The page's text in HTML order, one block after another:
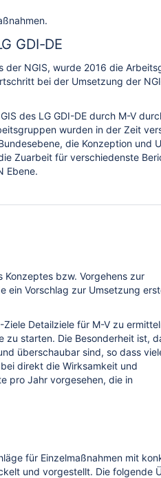
GDI-DE
NGIS, wurde 2016 die
bei der Umsetzung der
des LG GDI-DE durch M-V
wurden in der Zeit
die Konzeption und
Zuarbeit für verschiedenste
Ebene.
Konzeptes bzw. Vorgehens zur
ein Vorschlag zur Umsetzung
Detailziele für M-V zu
starten. Die Besonderheit ist,
überschaubar sind, so dass
direkt die Wirksamkeit und
pro Jahr vorgesehen, die in
für Einzelmaßnahmen mit
und vorgestellt. Die folgende